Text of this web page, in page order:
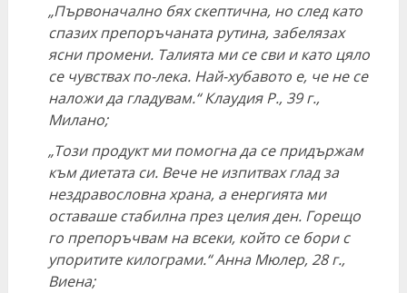
„Първоначално бях скептична, но след като
спазих препоръчаната рутина, забелязах
ясни промени. Талията ми се сви и като цяло
се чувствах по-лека. Най-хубавото е, че не се
наложи да гладувам.“ Клаудия Р., 39 г.,
Милано;
„Този продукт ми помогна да се придържам
към диетата си. Вече не изпитвах глад за
нездравословна храна, а енергията ми
оставаше стабилна през целия ден. Горещо
го препоръчвам на всеки, който се бори с
упоритите килограми.“ Анна Мюлер, 28 г.,
Виена;